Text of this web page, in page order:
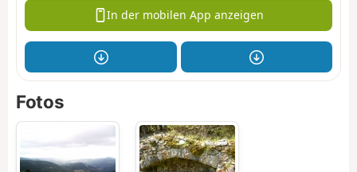
In der mobilen App anzeigen
Fotos